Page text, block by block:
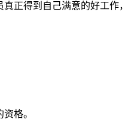
得到自己满意的好工作
格。